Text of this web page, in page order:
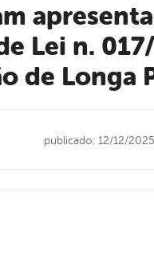
Lei n.
de Longa
publicado: 12/12/